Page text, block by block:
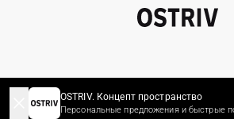
OSTRIV. Концепт пространство
Персональные предложения и быстрые